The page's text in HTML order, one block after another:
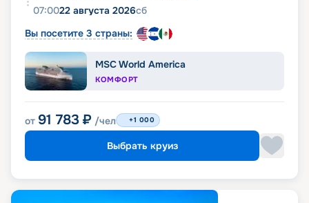
07:0022 августа 2026сб
Вы посетите 3 страны:
MSC World America
КОМФОРТ
от 91 783 ₽ /чел +1 000
Выбрать круиз